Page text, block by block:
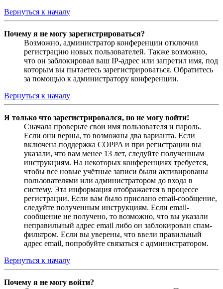
Вернуться к началу
Почему я не могу зарегистрироваться?
Возможно, администратор конференции отключил
регистрацию новых пользователей. Также возможно,
что он заблокировал ваш IP-адрес или запретил имя, под
которым вы пытаетесь зарегистрироваться. Обратитесь
за помощью к администратору конференции.
Вернуться к началу
Я только что зарегистрировался, но не могу войти!
Сначала проверьте свои имя пользователя и пароль.
Если они верны, то возможны два варианта. Если
включена поддержка COPPA и при регистрации вы
указали, что вам менее 13 лет, следуйте полученным
инструкциям. На некоторых конференциях требуется,
чтобы все новые учётные записи были активированы
пользователями или администратором до входа в
систему. Эта информация отображается в процессе
регистрации. Если вам было прислано email-сообщение,
следуйте полученным инструкциям. Если email-
сообщение не получено, то возможно, что вы указали
неправильный адрес email либо он заблокирован спам-
фильтром. Если вы уверены, что ввели правильный
адрес email, попробуйте связаться с администратором.
Вернуться к началу
Почему я не могу войти?